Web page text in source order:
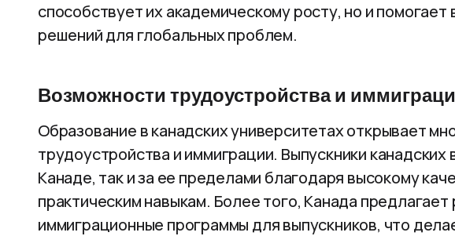
способствует их академическому росту, но и
решений для глобальных проблем.
Возможности трудоустройства и
Образование в канадских университетах открывает
трудоустройства и иммиграции. Выпускники канадских
Канаде, так и за ее пределами благодаря высокому
практическим навыкам. Более того, Канада
иммиграционные программы для выпускников, что